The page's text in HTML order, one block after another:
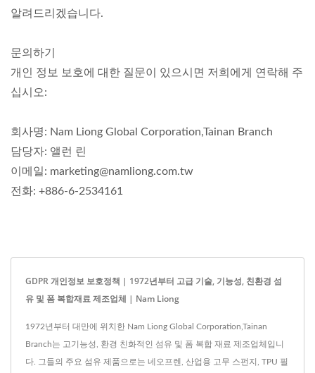
알려드리겠습니다.
문의하기
개인 정보 보호에 대한 질문이 있으시면 저희에게 연락해 주
십시오:
회사명: Nam Liong Global Corporation,Tainan Branch
담당자: 앨런 린
이메일: marketing@namliong.com.tw
전화: +886-6-2534161
GDPR 개인정보 보호정책 | 1972년부터 고급 기술, 기능성, 친환경 섬
유 및 폼 복합재료 제조업체 | Nam Liong
1972년부터 대만에 위치한 Nam Liong Global Corporation,Tainan
Branch는 고기능성, 환경 친화적인 섬유 및 폼 복합 재료 제조업체입니
다. 그들의 주요 섬유 제품으로는 네오프렌, 산업용 고무 스펀지, TPU 필